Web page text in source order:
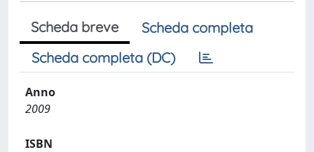
Scheda breve
Scheda completa
Scheda completa (DC)
Anno
2009
ISBN